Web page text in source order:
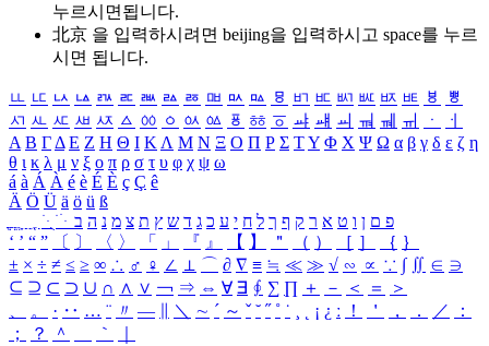
누르시면됩니다.
北京 을 입력하시려면 beijing을 입력하시고 space를 누르
시면 됩니다.
ㅥ ㅦ ㅧ ㅨ ㅩ ㅪ ㅫ ㅬ ㅭ ㅮ ㅯ ㅰ ㅱ ㅲ ㅳ ㅴ ㅵ ㅶ ㅷ ㅸ
ㅹ
ㅺ ㅻ ㅼ ㅽ ㅾ ㅿ ㆀ ㆁ ㆂ ㆃ ㆄ ㆅ ㆆ ㆇ ㆈ ㆉ ㆊ ㆋ ㆌ ㆍ
ㆎ
Α Β ΓΔ Ε Ζ Η Θ Ι ΚΛ Μ Ν Ξ Ο Π Ρ Σ ΤΥ Φ Χ Ψ Ω α β γ δ ε ζ η
θ ι κ λ μ ν ξ ο π ρ σ τ υ φ χ ψ ω
á à Á À é è É È ç Ç ê
Ä Ö Ü ä ö ü ß
ִֶֹ ֻּ ׁׂ פ ם ן ו ט א ר ק ף ך ל ח י ע כ ג ד ש ץ ת צ מ נ ה ב
‘ ’ “ ” 〔 〕 〈 〉 「 」 『 』 【 】 ＂ （ ） ［ ］ ｛ ｝
± × ÷ ≠ ≤ ≥ ∞ ∴ ♂ ♀ ∠ ⊥ ⌒ ∂ ∇ ≡ ≒ ≪ ≫ √ ∽ ∝ ∵ ∫ ∬ ∈ ∋
⊆ ⊇ ⊂ ⊃ ∪ ∩ ∧ ∨ ￢ ⇒ ⇔ ∀ ∃ ∮ ∑ ∏ ＋ － ＜ ＝
＞
、
。 · ‥ … ¨ 〃 ― ＼ ∼ ´ ～ ˇ ˘ ˝ ˚ ˙ ¸ ¡ ¿ ː ！ ＇ ， ． ／
：
；
？ ＾ ｀